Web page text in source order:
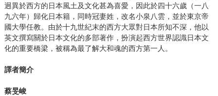
迥異於西方的日本風土及文化甚為喜愛，因此於四十六歲（一八
九六年）歸化日本籍，同時冠妻姓，改名小泉八雲，並於東京帝
國大學任教。由於十九世紀末的西方大眾對日本所知不深，他以
英文撰寫關於日本文化的多部著作，扮演起西方世界認識日本文
化的重要橋梁，被稱為最了解大和魂的西方第一人。
譯者簡介
蔡旻峻